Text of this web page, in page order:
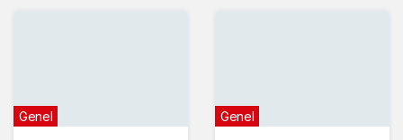
Genel Genel